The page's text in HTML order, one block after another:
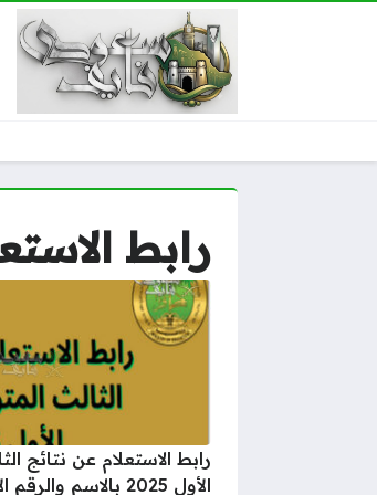
رابط
رابط الاستعلام عن نتائج
الأول 2025 بالاسم والرقم الأمتحاني